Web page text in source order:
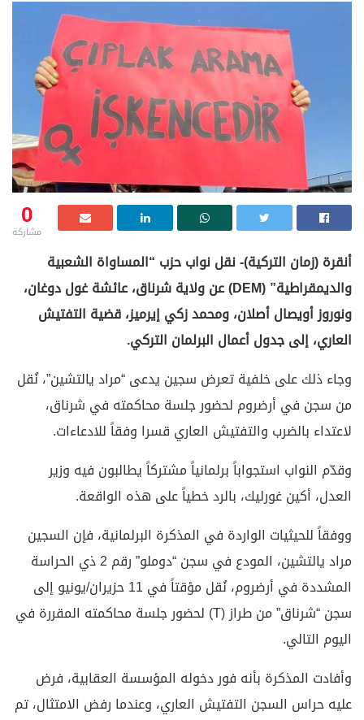
0
مشاركة
أنقرة (زمان التركية)- نقل نواب حزب “المساواة الشعبية
والديمقراطية” (DEM) عن ولاية شرناق، عائشة غول دوغان،
ونوروز أويصال أصلان، ومحمد زكي إيرميز، قضية التفتيش
العاري، إلى جدول أعمال البرلمان التركي.
وجاء ذلك على خلفية تعرض سجين يدعى “مراد يالتشين”، نُقل
من سجن في أرضروم لحضور جلسة محاكمته في شرناق،
لاعتداء بالضرب والتفتيش العاري قسرا وفقاً للادعاءات.
وقدّم النواب استجواباً برلمانياً مشتركاً يطالبون فيه وزير
العدل، أكين غورليك، بالرد خطياً على هذه الواقعة.
ووفقاً للحيثيات الواردة في المذكرة البرلمانية، فإن السجين
مراد يالتشين، المودع في سجن “دوملو” رقم 2 ذي الحراسة
المشددة في أرضروم، نُقل مؤقتاً في 11 حزيران/يونيو إلى
سجن “شرناق” من طراز (T) لحضور جلسة محاكمته المقررة في
اليوم التالي.
وأفادت المذكرة بأنه فور دخوله المؤسسة العقابية، فرض
عليه حراس السجن التفتيش العاري، وعندما رفض الامتثال، تم